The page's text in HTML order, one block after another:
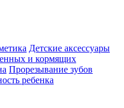
Детские аксессуары
и кормящих
Прорезывание зубов
ребенка